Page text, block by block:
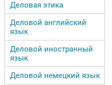
Деловая этика
Деловой английский
язык
Деловой иностранный
язык
Деловой немецкий язык